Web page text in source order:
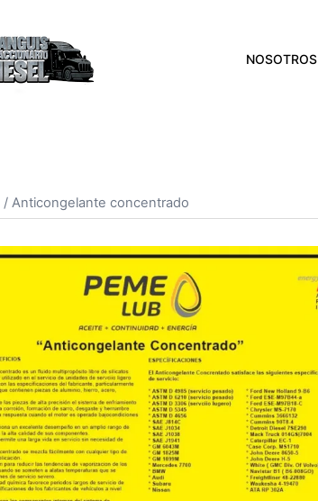
NOSOTROS
/ Anticongelante concentrado